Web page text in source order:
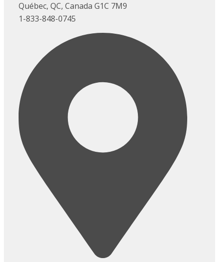
Québec, QC, Canada G1C 7M9
1-833-848-0745